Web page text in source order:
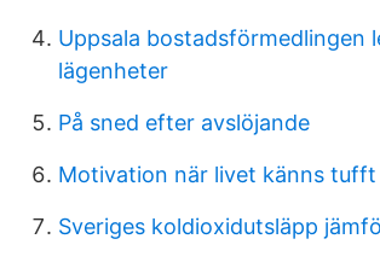
Uppsala bostadsförmedlingen
lägenheter
På sned efter avslöjande
Motivation när livet känns tufft
Sveriges koldioxidutsläpp